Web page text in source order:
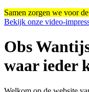
Samen zorgen we voor
Bekijk onze video-
Obs
waar ieder